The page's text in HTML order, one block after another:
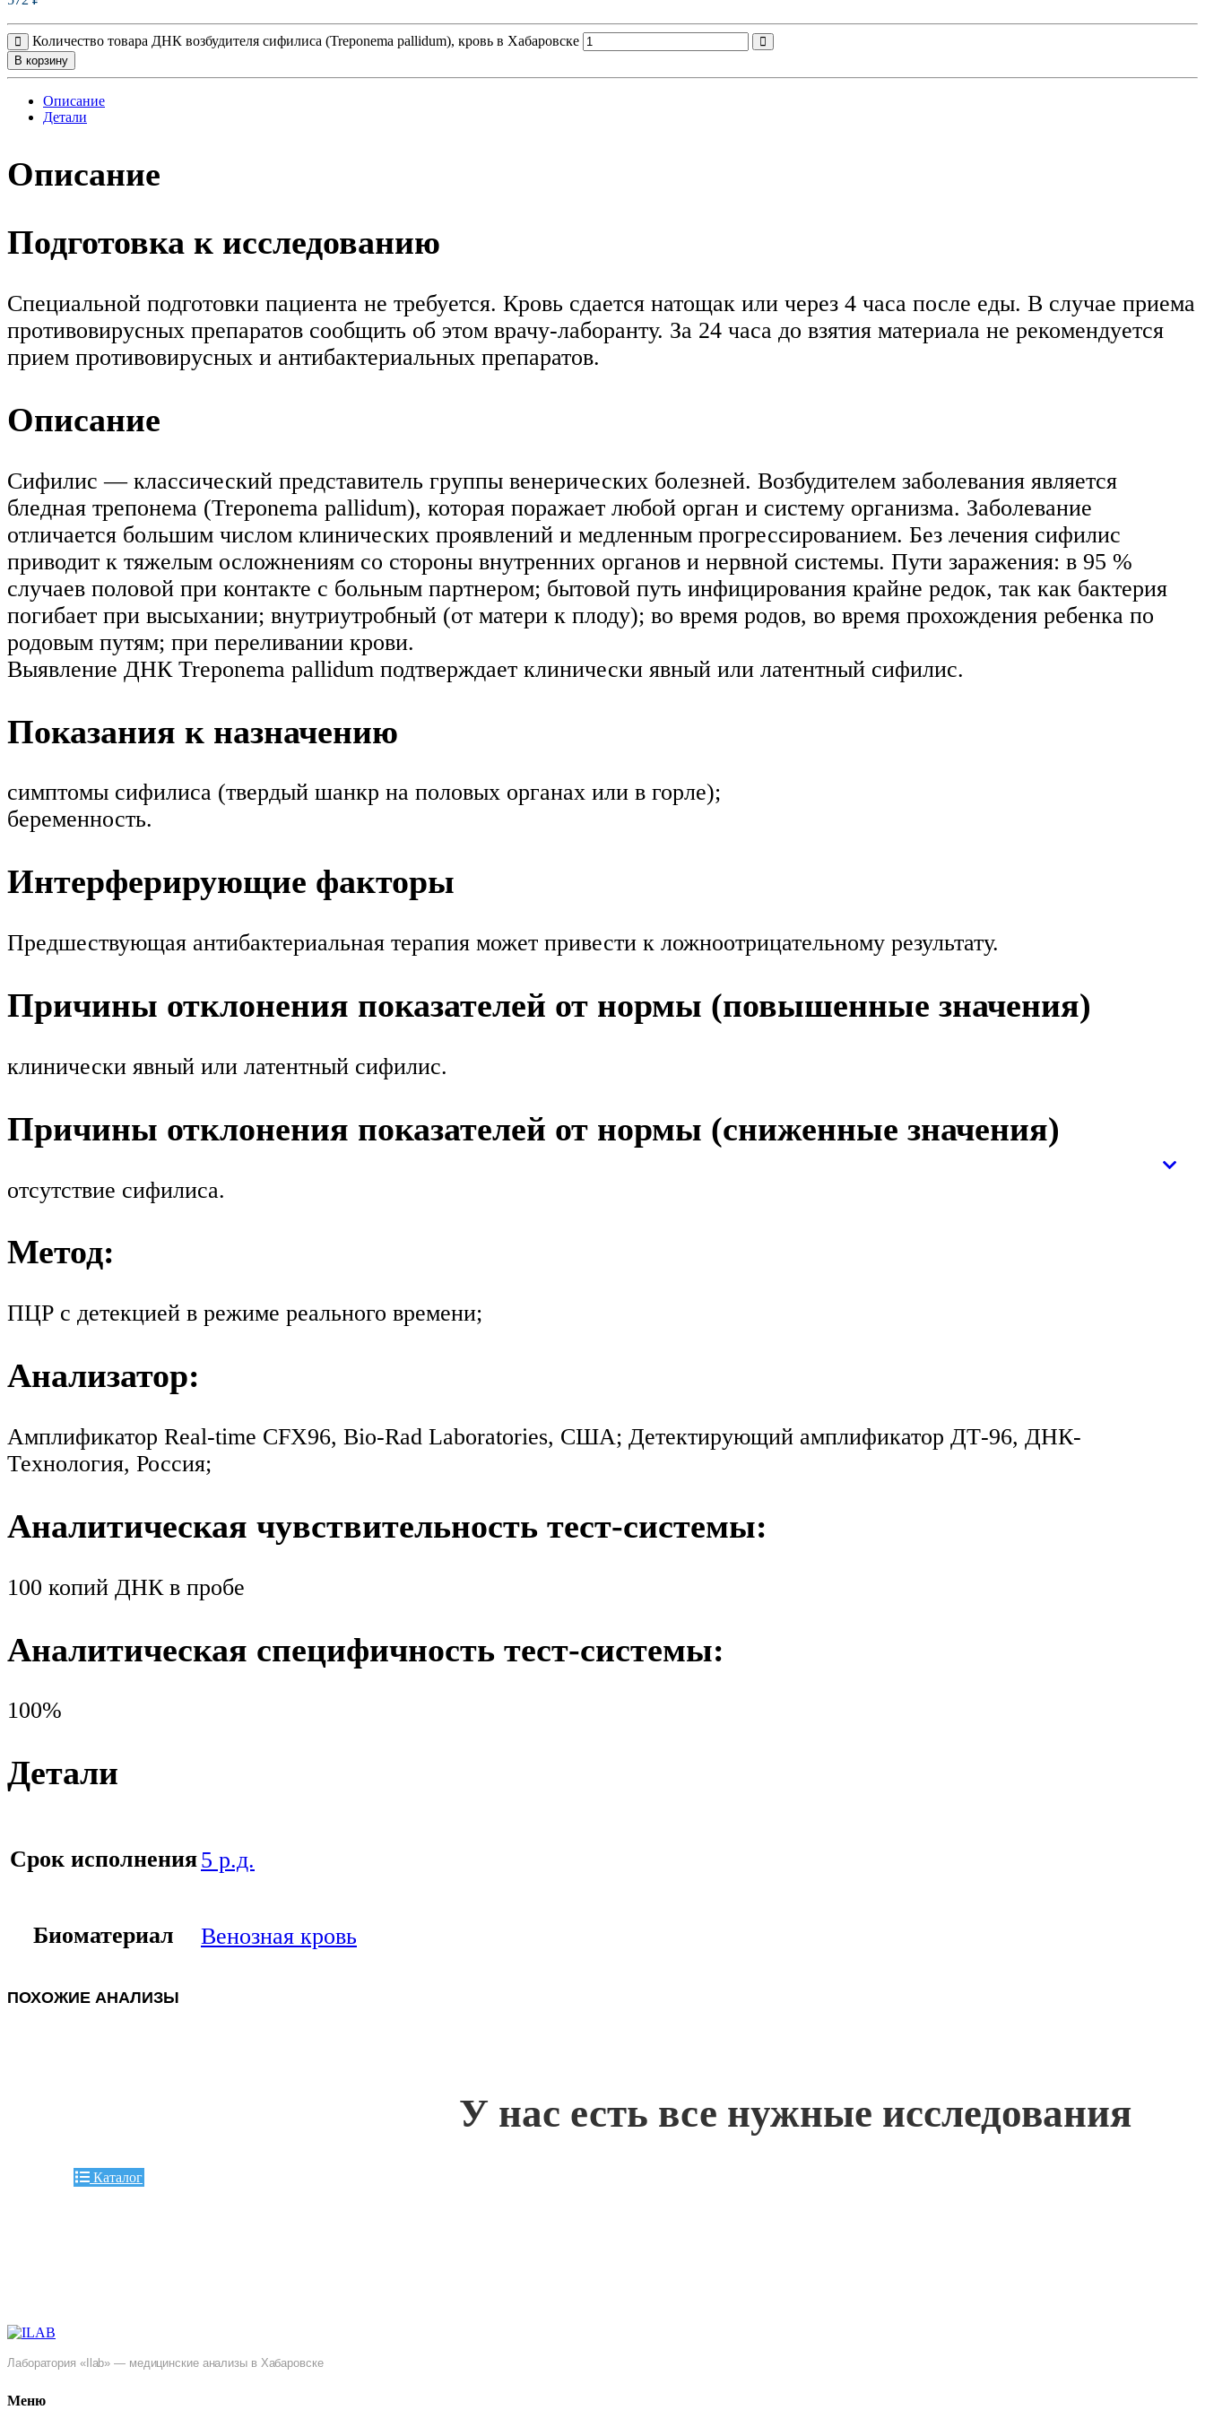
Количество товара ДНК возбудителя сифилиса (Treponema pallidum), кровь в Хабаровске
В корзину
Описание
Детали
Описание
Подготовка к исследованию
Специальной подготовки пациента не требуется. Кровь сдается натощак или через 4 часа после еды. В случае приема
противовирусных препаратов сообщить об этом врачу-лаборанту. За 24 часа до взятия материала не рекомендуется
прием противовирусных и антибактериальных препаратов.
Описание
Сифилис — классический представитель группы венерических болезней. Возбудителем заболевания является
бледная трепонема (Treponema pallidum), которая поражает любой орган и систему организма. Заболевание
отличается большим числом клинических проявлений и медленным прогрессированием. Без лечения сифилис
приводит к тяжелым осложнениям со стороны внутренних органов и нервной системы. Пути заражения: в 95 %
случаев половой при контакте с больным партнером; бытовой путь инфицирования крайне редок, так как бактерия
погибает при высыхании; внутриутробный (от матери к плоду); во время родов, во время прохождения ребенка по
родовым путям; при переливании крови.
Выявление ДНК Treponema pallidum подтверждает клинически явный или латентный сифилис.
Показания к назначению
симптомы сифилиса (твердый шанкр на половых органах или в горле);
беременность.
Интерферирующие факторы
Предшествующая антибактериальная терапия может привести к ложноотрицательному результату.
Причины отклонения показателей от нормы (повышенные значения)
клинически явный или латентный сифилис.
Причины отклонения показателей от нормы (сниженные значения)
отсутствие сифилиса.
Метод:
ПЦР с детекцией в режиме реального времени;
Анализатор:
Амплификатор Real-time CFX96, Bio-Rad Laboratories, США; Детектирующий амплификатор ДТ-96, ДНК-
Технология, Россия;
Аналитическая чувствительность тест-системы:
100 копий ДНК в пробе
Аналитическая специфичность тест-системы:
100%
Детали
Срок исполнения5 р.д.
Биоматериал Венозная кровь
ПОХОЖИЕ АНАЛИЗЫ
У нас есть все нужные исследования
Каталог
Лаборатория «Ilab» — медицинские анализы в Хабаровске
Меню